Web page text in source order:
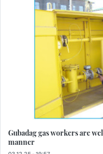
Gubadag gas workers are
manner